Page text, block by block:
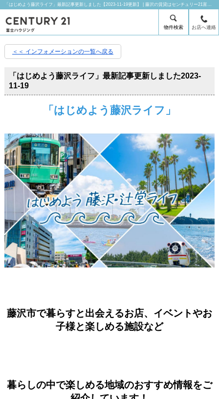
「はじめよう藤沢ライフ」最新記事更新しました【2023-11-19更新】 | 藤沢の賃貸はセンチュリー21富士ハウジングにお任せ下さい！
物件検索 お店へ連絡
＜＜ インフォメーションの一覧へ戻る
「はじめよう藤沢ライフ」最新記事更新しました2023-
11-19
「はじめよう藤沢ライフ」
藤沢市で暮らすと出会えるお店、イベントやお
子様と楽しめる施設など
暮らしの中で楽しめる地域のおすすめ情報をご